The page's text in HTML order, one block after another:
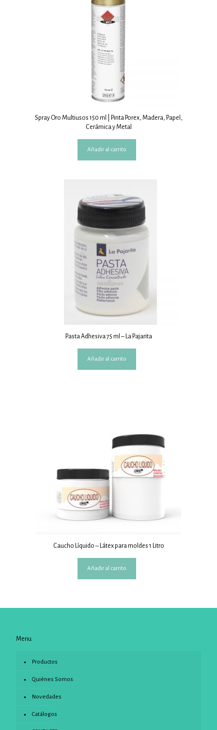
Spray Oro Multiusos 150 ml | Pinta Porex, Madera, Papel,
Cerámica y Metal
Añadir al carrito
Pasta Adhesiva 75 ml – La Pajarita
Añadir al carrito
Caucho Líquido – Látex para moldes 1 Litro
Añadir al carrito
Menu
Productos
Quiénes Somos
Novedades
Catálogos